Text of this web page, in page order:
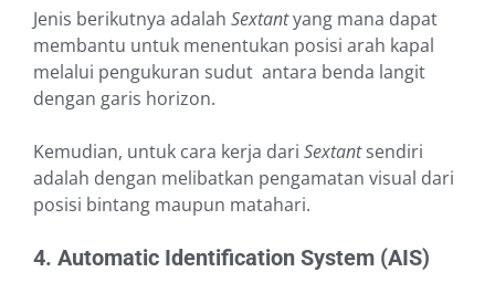
Jenis berikutnya adalah Sextantyang mana dapat
membantu untuk menentukan posisi arah kapal
melalui pengukuran sudut antara benda langit
dengan garis horizon.
Kemudian, untuk cara kerja dari Sextantsendiri
adalah dengan melibatkan pengamatan visual dari
posisi bintang maupun matahari.
4. Automatic Identification System (AIS)